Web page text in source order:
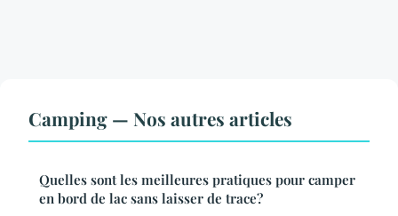
Camping — Nos autres articles
Quelles sont les meilleures pratiques pour camper
en bord de lac sans laisser de trace?